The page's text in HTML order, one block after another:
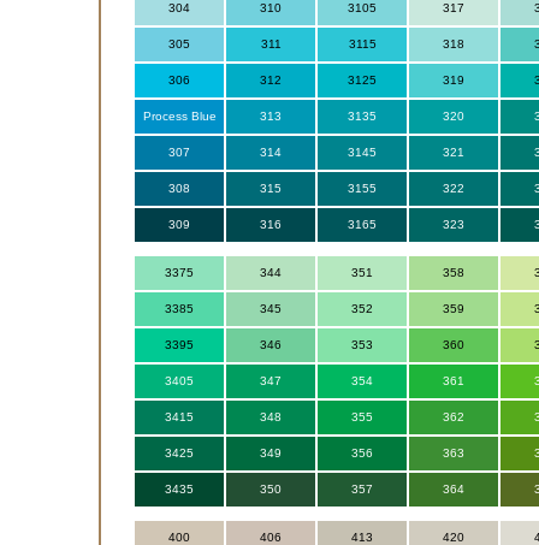
304 310 3105 317
305 311 3115 318
306 312 3125 319
Process Blue 313 3135 320
307 314 3145 321
308 315 3155 322
309 316 3165 323
3375 344 351 358
3385 345 352 359
3395 346 353 360
3405 347 354 361
3415 348 355 362
3425 349 356 363
3435 350 357 364
400 406 413 420